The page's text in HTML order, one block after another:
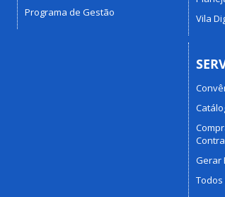
Programa de Gestão
Vila
Gerar